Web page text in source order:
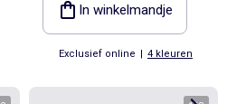
In winkelmandje
Exclusief online | 4 kleuren